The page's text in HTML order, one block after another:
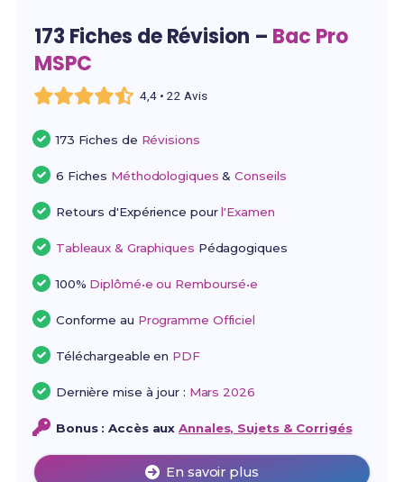
173 Fiches de Révision – Bac Pro
MSPC
4,4 • 22 Avis
173 Fiches de Révisions
6 Fiches Méthodologiques &Conseils
Retours d'Expérience pourl'Examen
Tableaux & Graphiques Pédagogiques
100% Diplômé•e ou Remboursé•e
Conforme au Programme Officiel
Téléchargeable en PDF
Dernière mise à jour : Mars 2026
Bonus : Accès auxAnnales, Sujets & Corrigés
En savoir plus